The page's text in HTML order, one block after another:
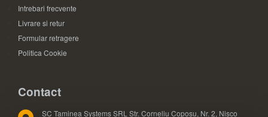
Intrebari frecvente
Livrare si retur
Formular retragere
Politica Cookie
Contact
SC Taminea Systems SRL Str. Corneliu Coposu, Nr. 2, Nisco